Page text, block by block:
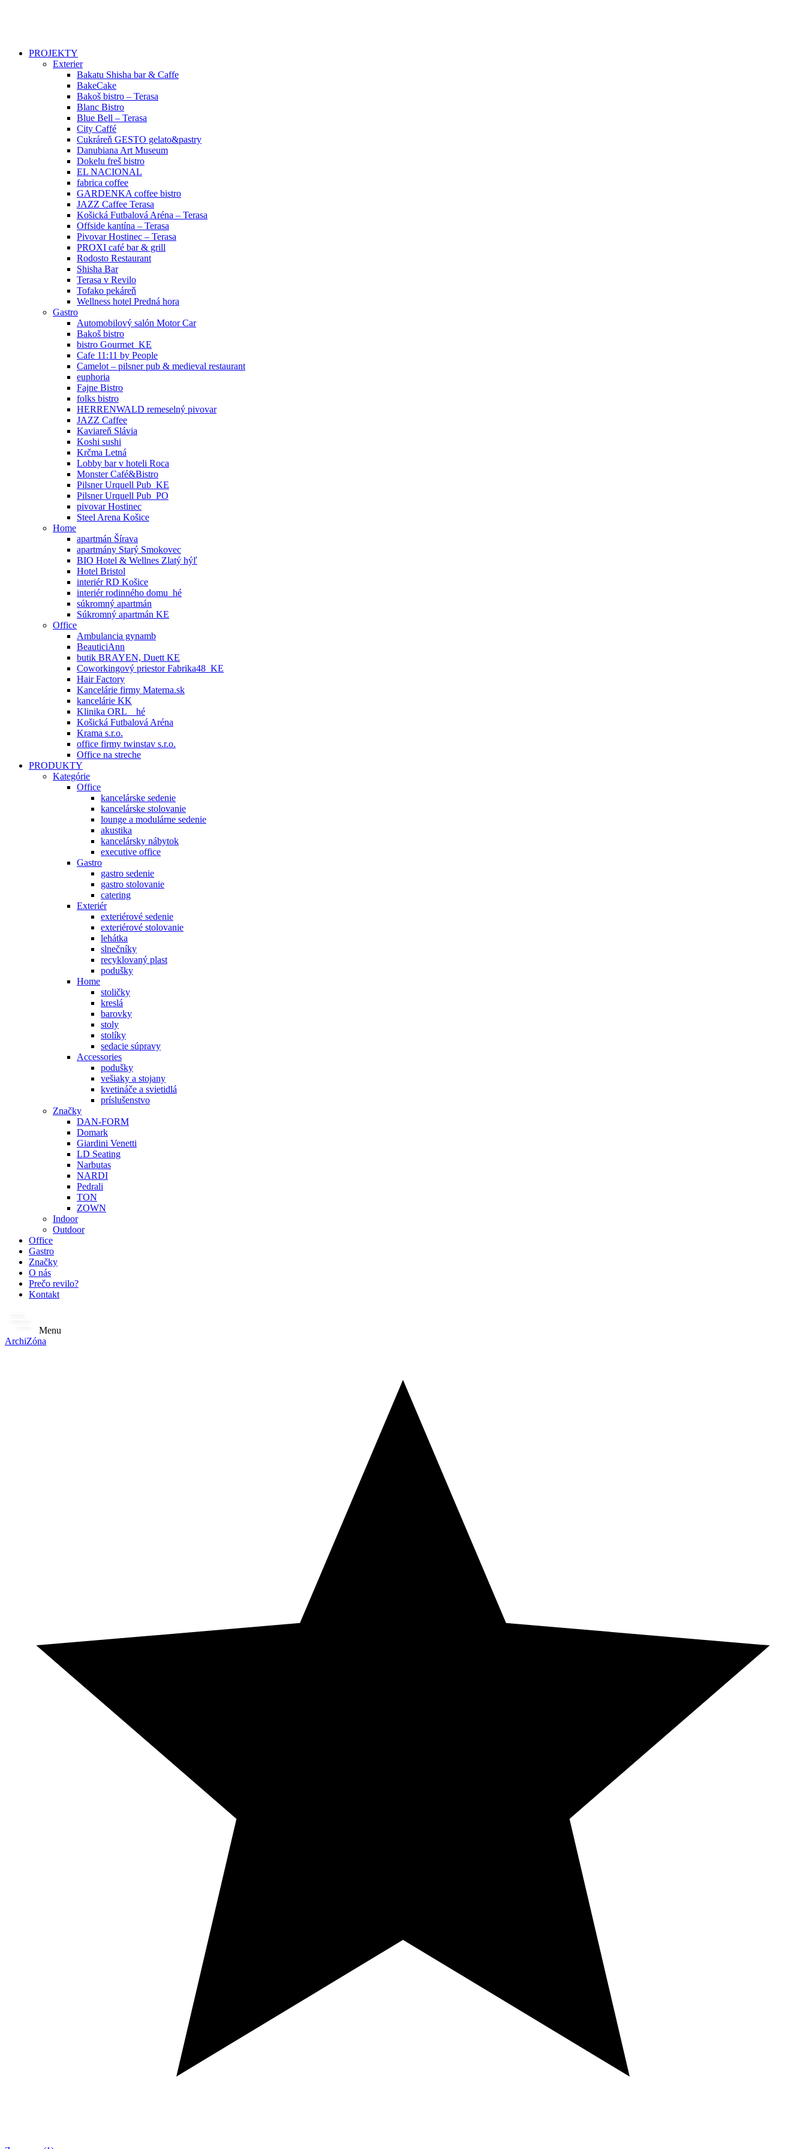
PROJEKTY
Exterier
Bakatu Shisha bar & Caffe
BakeCake
Bakoš bistro – Terasa
Blanc Bistro
Blue Bell – Terasa
City Caffé
Cukráreň GESTO gelato&pastry
Danubiana Art Museum
Dokelu freš bistro
EL NACIONAL
fabrica coffee
GARDENKA coffee bistro
JAZZ Caffee Terasa
Košická Futbalová Aréna – Terasa
Offside kantína – Terasa
Pivovar Hostinec – Terasa
PROXI café bar & grill
Rodosto Restaurant
Shisha Bar
Terasa v Revilo
Tofako pekáreň
Wellness hotel Predná hora
Gastro
Automobilový salón Motor Car
Bakoš bistro
bistro Gourmet_KE
Cafe 11:11 by People
Camelot – pilsner pub & medieval restaurant
euphoria
Fajne Bistro
folks bistro
HERRENWALD remeselný pivovar
JAZZ Caffee
Kaviareň Slávia
Koshi sushi
Krčma Letná
Lobby bar v hoteli Roca
Monster Café&Bistro
Pilsner Urquell Pub_KE
Pilsner Urquell Pub_PO
pivovar Hostinec
Steel Arena Košice
Home
apartmán Šírava
apartmány Starý Smokovec
BIO Hotel & Wellnes Zlatý hýľ
Hotel Bristol
interiér RD Košice
interiér rodinného domu_hé
súkromný apartmán
Súkromný apartmán KE
Office
Ambulancia gynamb
BeauticiAnn
butik BRAYEN, Duett KE
Coworkingový priestor Fabrika48_KE
Hair Factory
Kancelárie firmy Materna.sk
kancelárie KK
Klinika ORL _ hé
Košická Futbalová Aréna
Krama s.r.o.
office firmy twinstav s.r.o.
Office na streche
PRODUKTY
Kategórie
Office
kancelárske sedenie
kancelárske stolovanie
lounge a modulárne sedenie
akustika
kancelársky nábytok
executive office
Gastro
gastro sedenie
gastro stolovanie
catering
Exteriér
exteriérové sedenie
exteriérové stolovanie
lehátka
slnečníky
recyklovaný plast
podušky
Home
stoličky
kreslá
barovky
stoly
stolíky
sedacie súpravy
Accessories
podušky
vešiaky a stojany
kvetináče a svietidlá
príslušenstvo
Značky
DAN-FORM
Domark
Giardini Venetti
LD Seating
Narbutas
NARDI
Pedrali
TON
ZOWN
Indoor
Outdoor
Office
Gastro
Značky
O nás
Prečo revilo?
Kontakt
Menu
ArchiZóna